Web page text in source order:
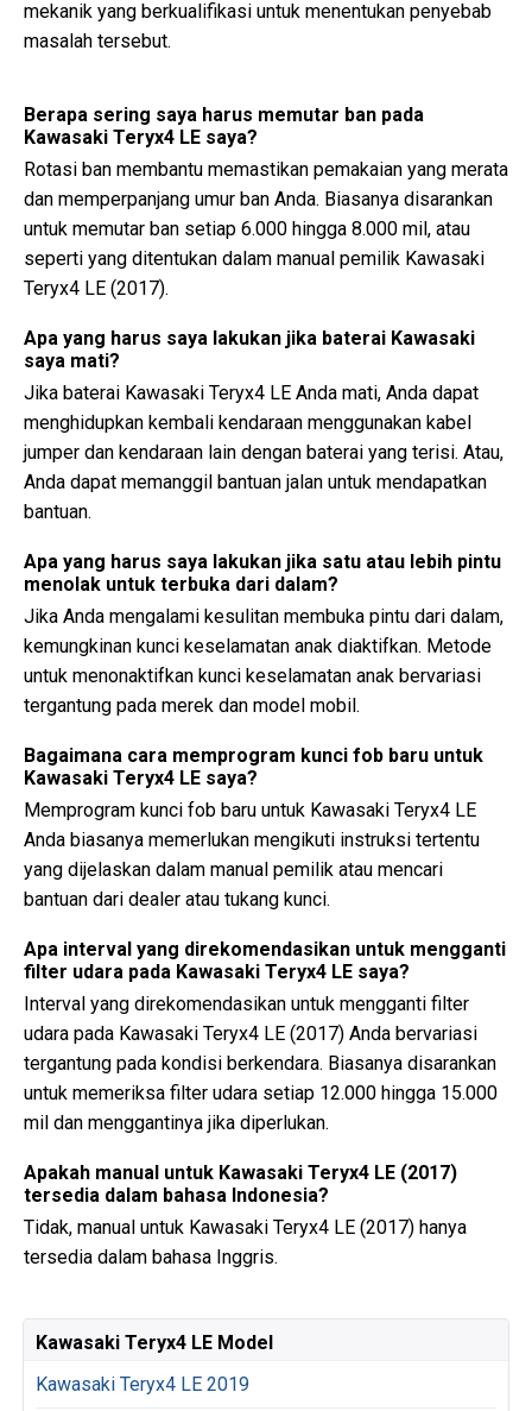
mekanik yang berkualifikasi untuk menentukan penyebab
masalah tersebut.
Berapa sering saya harus memutar ban pada
Kawasaki Teryx4 LE saya?
Rotasi ban membantu memastikan pemakaian yang merata
dan memperpanjang umur ban Anda. Biasanya disarankan
untuk memutar ban setiap 6.000 hingga 8.000 mil, atau
seperti yang ditentukan dalam manual pemilik Kawasaki
Teryx4 LE (2017).
Apa yang harus saya lakukan jika baterai Kawasaki
saya mati?
Jika baterai Kawasaki Teryx4 LE Anda mati, Anda dapat
menghidupkan kembali kendaraan menggunakan kabel
jumper dan kendaraan lain dengan baterai yang terisi. Atau,
Anda dapat memanggil bantuan jalan untuk mendapatkan
bantuan.
Apa yang harus saya lakukan jika satu atau lebih pintu
menolak untuk terbuka dari dalam?
Jika Anda mengalami kesulitan membuka pintu dari dalam,
kemungkinan kunci keselamatan anak diaktifkan. Metode
untuk menonaktifkan kunci keselamatan anak bervariasi
tergantung pada merek dan model mobil.
Bagaimana cara memprogram kunci fob baru untuk
Kawasaki Teryx4 LE saya?
Memprogram kunci fob baru untuk Kawasaki Teryx4 LE
Anda biasanya memerlukan mengikuti instruksi tertentu
yang dijelaskan dalam manual pemilik atau mencari
bantuan dari dealer atau tukang kunci.
Apa interval yang direkomendasikan untuk mengganti
filter udara pada Kawasaki Teryx4 LE saya?
Interval yang direkomendasikan untuk mengganti filter
udara pada Kawasaki Teryx4 LE (2017) Anda bervariasi
tergantung pada kondisi berkendara. Biasanya disarankan
untuk memeriksa filter udara setiap 12.000 hingga 15.000
mil dan menggantinya jika diperlukan.
Apakah manual untuk Kawasaki Teryx4 LE (2017)
tersedia dalam bahasa Indonesia?
Tidak, manual untuk Kawasaki Teryx4 LE (2017) hanya
tersedia dalam bahasa Inggris.
Kawasaki Teryx4 LE Model
Kawasaki Teryx4 LE 2019